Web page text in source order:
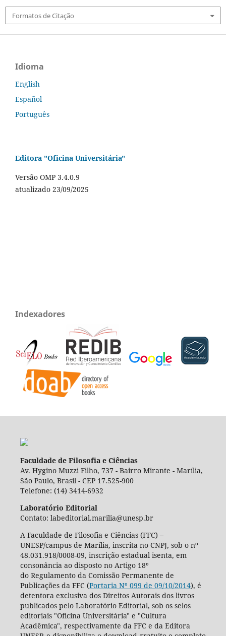
Formatos de Citação
Idioma
English
Español
Português
Editora "Oficina Universitária"
Versão OMP 3.4.0.9
atualizado 23/09/2025
Indexadores
Faculdade de Filosofia e Ciências
Av. Hygino Muzzi Filho, 737 - Bairro Mirante - Marília,
São Paulo, Brasil - CEP 17.525-900
Telefone: (14) 3414-6932
Laboratório Editorial
Contato: labeditorial.marilia@unesp.br
A Faculdade de Filosofia e Ciências (FFC) –
UNESP/campus de Marília, inscrita no CNPJ, sob o nº
48.031.918/0008-09, inscrição estadual isenta, em
consonância ao disposto no Artigo 18º
do Regulamento da Comissão Permanente de
Publicações da FFC (Portaria Nº 099 de 09/10/2014), é
detentora exclusiva dos Direitos Autorais dos livros
publicados pelo Laboratório Editorial, sob os selos
editoriais "Oficina Universitária" e "Cultura
Acadêmica", respectivamente da FFC e da Editora